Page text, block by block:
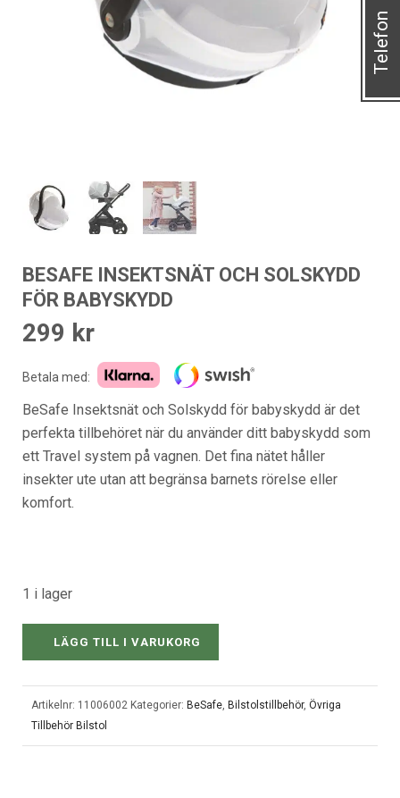
BESAFE INSEKTSNÄT OCH SOLSKYDD
FÖR BABYSKYDD
299 kr
Betala med:
BeSafe Insektsnät och Solskydd för babyskydd är det
perfekta tillbehöret när du använder ditt babyskydd som
ett Travel system på vagnen. Det fina nätet håller
insekter ute utan att begränsa barnets rörelse eller
komfort.
1 i lager
LÄGG TILL I VARUKORG
Artikelnr: 11006002 Kategorier: BeSafe, Bilstolstillbehör, Övriga
Tillbehör Bilstol
Telefon